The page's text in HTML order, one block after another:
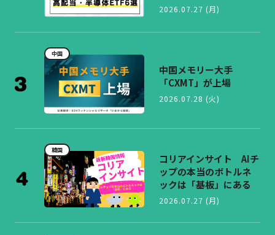
2026.07.27 (月)
中国
中国メモリー大手
「CXMT」が上場
2026.07.28 (火)
韓国
コリアインサイト AIチ
ップの本当のボトルネ
ックは「基板」にある
2026.07.27 (月)